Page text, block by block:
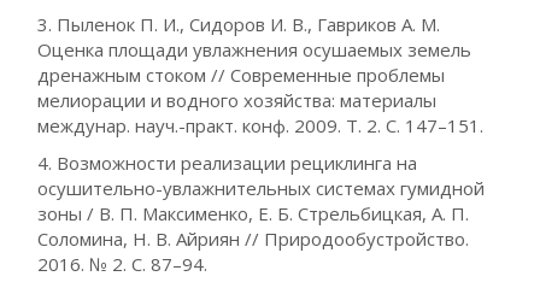
3. Пыленок П. И., Сидоров И. В., Гавриков А. М.
Оценка площади увлажнения осушаемых земель
дренажным стоком // Современные проблемы
мелиорации и водного хозяйства: материалы
междунар. науч.-практ. конф. 2009. Т. 2. С. 147–151.
4. Возможности реализации рециклинга на
осушительно-увлажнительных системах гумидной
зоны / В. П. Максименко, Е. Б. Стрельбицкая, А. П.
Соломина, Н. В. Айриян // Природообустройство.
2016. № 2. С. 87–94.